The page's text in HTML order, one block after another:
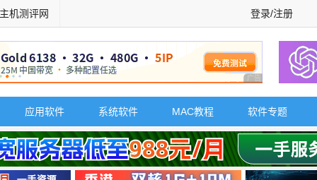
主机测评网 登录/注册
广告 商业广告，理
应用软件 系统软件 MAC教程 软件专题